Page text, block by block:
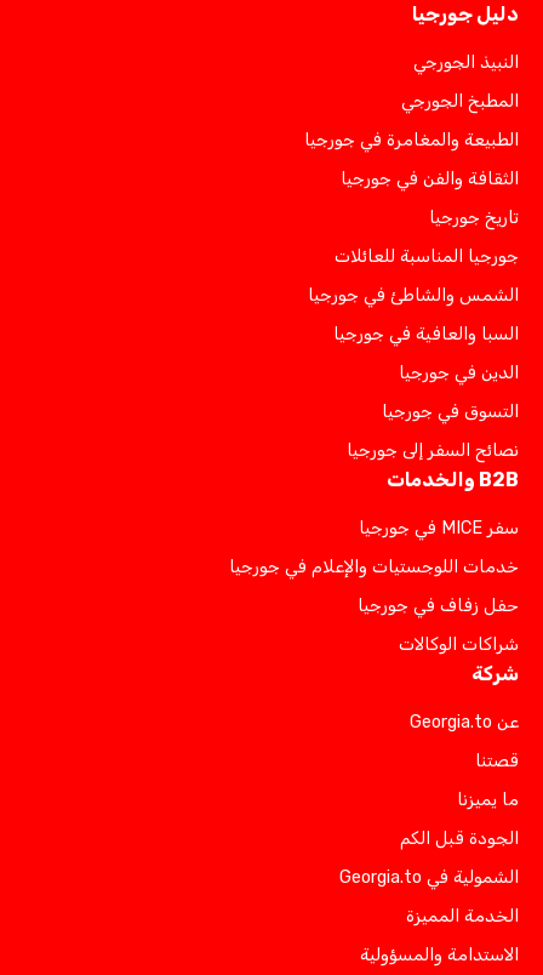
دليل جورجيا
النبيذ الجورجي
المطبخ الجورجي
الطبيعة والمغامرة في جورجيا
الثقافة والفن في جورجيا
تاريخ جورجيا
جورجيا المناسبة للعائلات
الشمس والشاطئ في جورجيا
السبا والعافية في جورجيا
الدين في جورجيا
التسوق في جورجيا
نصائح السفر إلى جورجيا
B2B والخدمات
سفر MICE في جورجيا
خدمات اللوجستيات والإعلام في جورجيا
حفل زفاف في جورجيا
شراكات الوكالات
شركة
عن Georgia.to
قصتنا
ما يميزنا
الجودة قبل الكم
الشمولية في Georgia.to
الخدمة المميزة
الاستدامة والمسؤولية